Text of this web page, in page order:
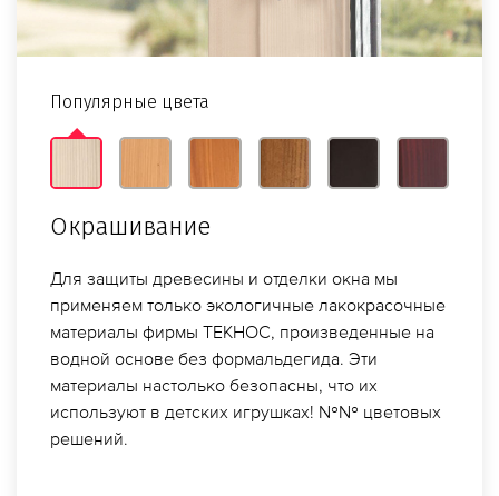
Популярные цвета
Окрашивание
Для защиты древесины и отделки окна мы
применяем только экологичные лакокрасочные
материалы фирмы ТЕКНОС, произведенные на
водной основе без формальдегида. Эти
материалы настолько безопасны, что их
используют в детских игрушках! №№ цветовых
решений.